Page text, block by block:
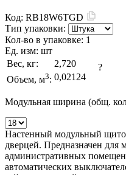
Код: RB18W6TGD
Тип упаковки:
Кол-во в упаковке: 1
Ед. изм: шт
Вес, кг:
2,720
Объем, м3: 0,02124
?
Модульная ширина (общ.
Настенный модульный
дверцей. Предназначен
административных
автоматических